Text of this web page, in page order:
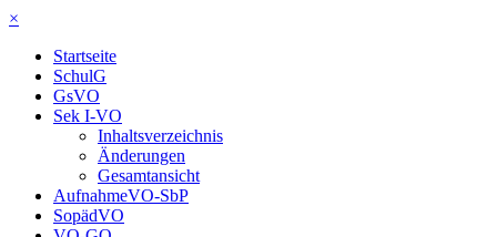
×
Startseite
SchulG
GsVO
Sek I-VO
Inhaltsverzeichnis
Änderungen
Gesamtansicht
AufnahmeVO-SbP
SopädVO